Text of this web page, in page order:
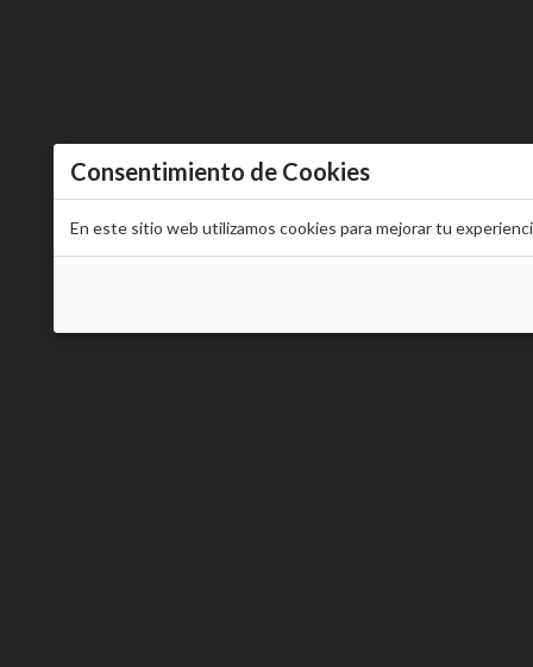
Consentimiento de Cookies
En este sitio web utilizamos cookies para mejorar tu